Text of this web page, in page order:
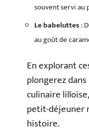
souvent servi
Le babeluttes:
au goût de
En explorant
plongerez
culinaire
petit-déjeuner
histoire.